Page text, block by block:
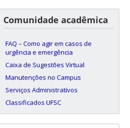
Comunidade acadêmica
FAQ – Como agir em casos de
urgência e emergência
Caixa de Sugestões Virtual
Manutenções no Campus
Serviços Administrativos
Classificados UFSC